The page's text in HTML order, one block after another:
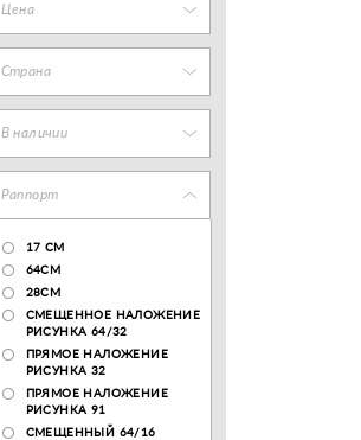
Цена
Страна
В наличии
Раппорт
17 CM
64СМ
28CM
СМЕЩЕННОЕ НАЛОЖЕНИЕ
РИСУНКА 64/32
ПРЯМОЕ НАЛОЖЕНИЕ
РИСУНКА 32
ПРЯМОЕ НАЛОЖЕНИЕ
РИСУНКА 91
СМЕЩЕННЫЙ 64/16